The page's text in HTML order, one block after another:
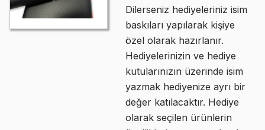
Dilerseniz hediyeleriniz isim
baskıları yapılarak kişiye
özel olarak hazırlanır.
Hediyelerinizin ve hediye
kutularınızın üzerinde isim
yazmak hediyenize ayrı bir
değer katılacaktır. Hediye
olarak seçilen ürünlerin